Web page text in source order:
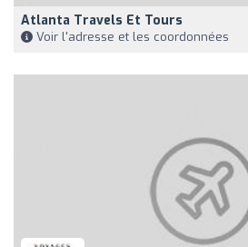
Atlanta Travels Et Tours
Voir l'adresse et les coordonnées